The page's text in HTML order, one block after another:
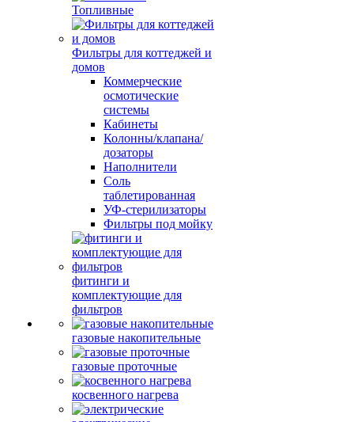
Топливные
Фильтры для коттеджей и
домов
Коммерческие
осмотические
системы
Кабинеты
Колонны/клапана/
дозаторы
Наполнители
Соль
таблетированная
УФ-стерилизаторы
Фильтры под мойку
фитинги и
комплектующие для
фильтров
газовые накопительные
газовые проточные
косвенного нагрева